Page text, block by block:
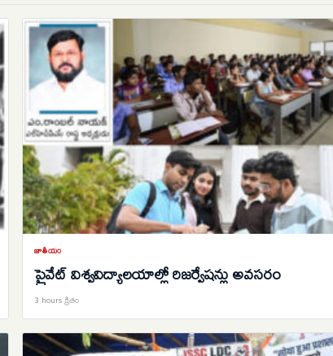
జాతీయం
ప్రైవేట్‌ విశ్వవిద్యాలయాల్లో రిజర్వేషన్లు అవసరం
3 hours క్రితం